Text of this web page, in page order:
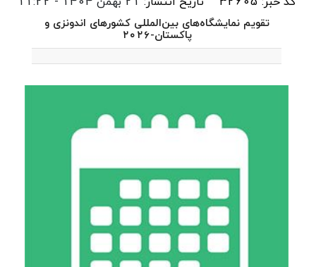
تقویم نمایشگاه‌های بین‌المللی کشورهای اندونزی و
پاکستان-۲۰۲۶